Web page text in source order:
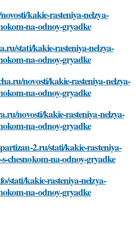
kakie-rasteniya-nelzya-
na-odnoy-gryadke
stati/kakie-rasteniya-nelzya-
na-odnoy-gryadke
novosti/kakie-rasteniya-nelzya-
na-odnoy-gryadke
novosti/kakie-rasteniya-nelzya-
na-odnoy-gryadke
2.ru/stati/kakie-rasteniya-
chesnokom-na-odnoy-gryadke
stati/kakie-rasteniya-nelzya-
na-odnoy-gryadke